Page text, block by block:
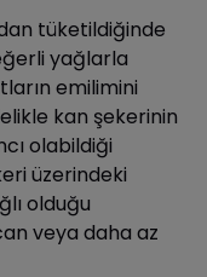
tüketildiğinde
yağlarla
emilimini
kan şekerinin
olabildiği
üzerindeki
olduğu
veya daha az